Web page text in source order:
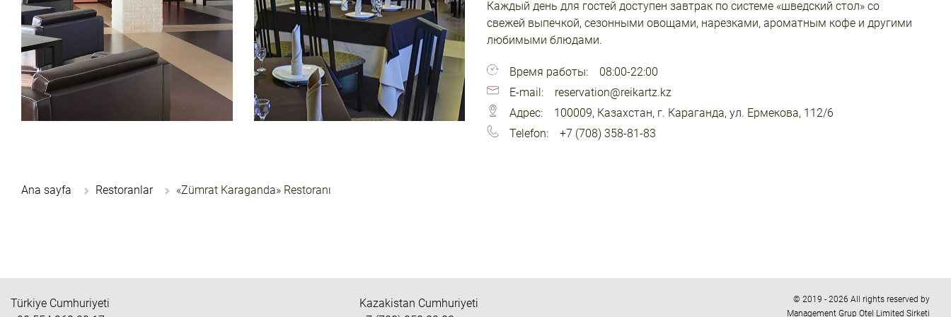
Каждый день для гостей доступен завтрак по системе «шведский стол» со
свежей выпечкой, сезонными овощами, нарезками, ароматным кофе и другими
любимыми блюдами.
Время работы:
08:00-22:00
E-mail:
reservation@reikartz.kz
Адрес:
100009, Казахстан, г. Караганда, ул. Ермекова, 112/6
Telefon:
+7 (708) 358-81-83
Ana sayfa Restoranlar «Zümrat Karaganda» Restoranı
Türkiye Cumhuriyeti
Kazakistan Cumhuriyeti
© 2019 - 2026 All rights reserved by
Management Grup Otel Limited Sirketi